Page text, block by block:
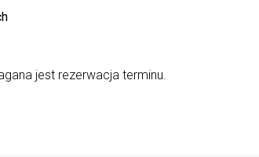
jest rezerwacja terminu.